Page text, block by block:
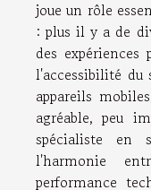
joue un rôle
: plus il y a de
des expériences
l'accessibilité du
appareils
agréable, peu
spécialiste en
l'harmonie
performance